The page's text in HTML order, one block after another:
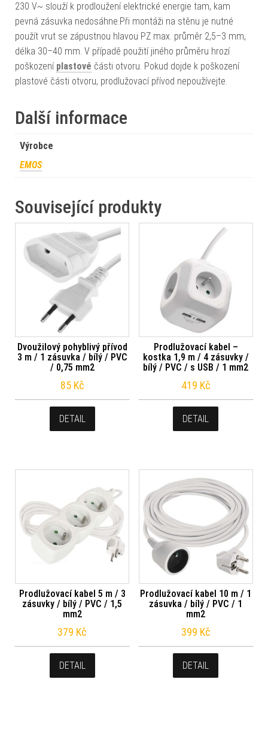
230 V~ slouží k prodloužení elektrické energie tam, kam
pevná zásuvka nedosáhne.Při montáži na stěnu je nutné
použít vrut se zápustnou hlavou PZ max. průměr 2,5–3 mm,
délka 30–40 mm. V případě použití jiného průměru hrozí
poškození plastové části otvoru. Pokud dojde k poškození
plastové části otvoru, prodlužovací přívod nepoužívejte.
Další informace
Výrobce
EMOS
Související produkty
Dvoužilový pohyblivý přívod
3 m / 1 zásuvka / bílý / PVC
/ 0,75 mm2
85 Kč
DETAIL
Prodlužovací kabel –
kostka 1,9 m / 4 zásuvky /
bílý / PVC / s USB / 1 mm2
419 Kč
DETAIL
Prodlužovací kabel 5 m / 3
zásuvky / bílý / PVC / 1,5
mm2
379 Kč
DETAIL
Prodlužovací kabel 10 m / 1
zásuvka / bílý / PVC / 1
mm2
399 Kč
DETAIL